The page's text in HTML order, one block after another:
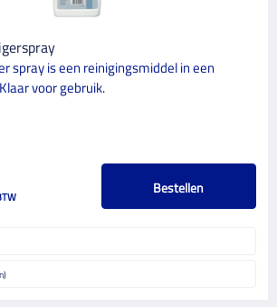
spray is een reinigingsmiddel in een
voor gebruik.
Bestellen